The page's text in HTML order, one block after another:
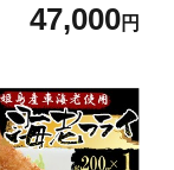
47,000円